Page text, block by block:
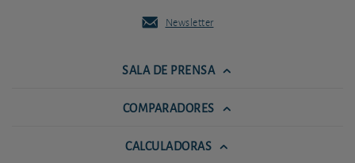
Newsletter
SALA DE PRENSA
COMPARADORES
CALCULADORAS